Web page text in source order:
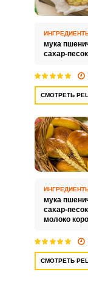
мука
сахар-
СМОТРЕТЬ
мука
сахар-
молоко
СМОТРЕТЬ